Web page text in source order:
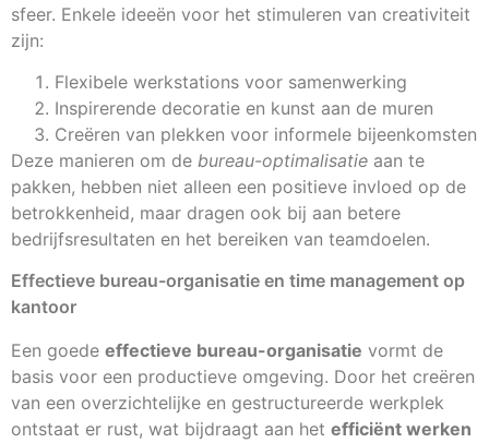
sfeer. Enkele ideeën voor het stimuleren van creativiteit
zijn:
Flexibele werkstations voor samenwerking
Inspirerende decoratie en kunst aan de muren
Creëren van plekken voor informele bijeenkomsten
Deze manieren om de bureau-optimalisatie aan te
pakken, hebben niet alleen een positieve invloed op de
betrokkenheid, maar dragen ook bij aan betere
bedrijfsresultaten en het bereiken van teamdoelen.
Effectieve bureau-organisatie en time management op
kantoor
Een goede effectieve bureau-organisatie vormt de
basis voor een productieve omgeving. Door het creëren
van een overzichtelijke en gestructureerde werkplek
ontstaat er rust, wat bijdraagt aan het efficiënt werken